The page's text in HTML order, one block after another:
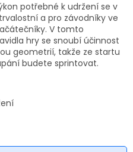
potřebné k udržení se v
a pro závodníky ve
V tomto
hry se snoubí účinnost
geometrií, takže ze startu
budete sprintovat.